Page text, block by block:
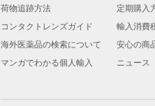
荷物追跡方法
定期購入
コンタクトレンズガイド
輸入消費
海外医薬品の検索について
安心の商
マンガでわかる個人輸入
ニュース